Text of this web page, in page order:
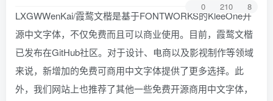
0 210 8
LXGWWenKai/霞鹜文楷是基于FONTWORKS的KleeOne开
源中文字体，不仅免费而且可以商业使用。目前，霞鹜文楷
已发布在GitHub社区。对于设计、电商以及影视制作等领域
来说，新增加的免费可商用中文字体提供了更多选择。此
外，我们网站上也推荐了其他一些免费开源商用中文字体，